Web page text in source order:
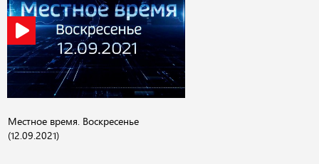
Местное время. Воскресенье
(12.09.2021)